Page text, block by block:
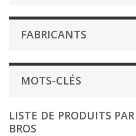
FABRICANTS
MOTS-CLÉS
LISTE DE PRODUITS
BROS